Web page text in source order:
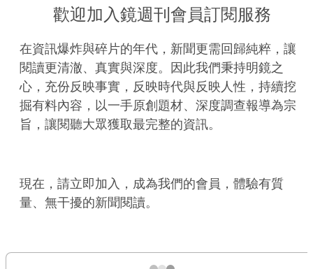
歡迎加入鏡週刊會員訂閱服務
在資訊爆炸與碎片的年代，新聞更需回歸純粹，讓
閱讀更清澈、真實與深度。因此我們秉持明鏡之
心，充份反映事實，反映時代與反映人性，持續挖
掘有料內容，以一手原創題材、深度調查報導為宗
旨，讓閱聽大眾獲取最完整的資訊。
現在，請立即加入，成為我們的會員，體驗有質
量、無干擾的新聞閱讀。